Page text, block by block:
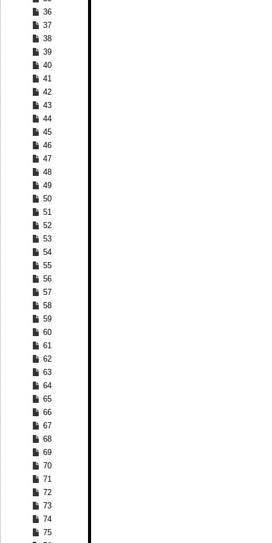
36
37
38
39
40
41
42
43
44
45
46
47
48
49
50
51
52
53
54
55
56
57
58
59
60
61
62
63
64
65
66
67
68
69
70
71
72
73
74
75